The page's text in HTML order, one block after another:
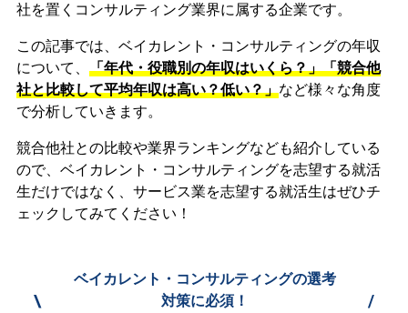
社を置くコンサルティング業界に属する企業です。
この記事では、ベイカレント・コンサルティングの年収
について、 「年代・役職別の年収はいくら？」「競合他
社と比較して平均年収は高い？低い？」など様々な角度
で分析していきます。
競合他社との比較や業界ランキングなども紹介している
ので、ベイカレント・コンサルティングを志望する就活
生だけではなく、サービス業を志望する就活生はぜひチ
ェックしてみてください！
\
ベイカレント・コンサルティングの選考
対策に必須！
/